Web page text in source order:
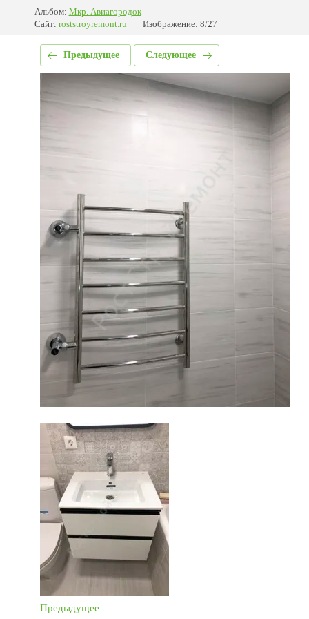
Альбом: Мкр. Авиагородок
Сайт: roststroyremont.ru Изображение: 8/27
Предыдущее Следующее
Предыдущее